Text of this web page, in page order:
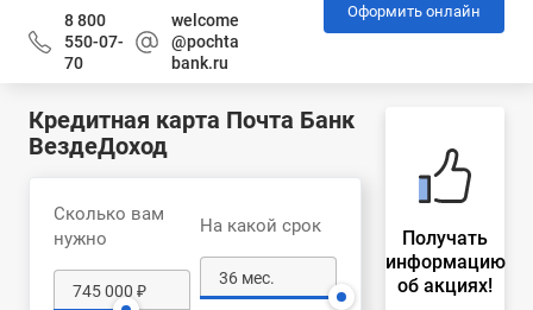
8 800
550-07-
70
welcome
@pochta
bank.ru
Оформить онлайн
Кредитная карта Почта Банк
ВездеДоход
Сколько вам
нужно
На какой срок
Получать
информацию
об акциях!